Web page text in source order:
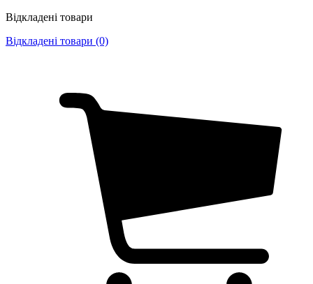
Відкладені товари
Відкладені товари (0)